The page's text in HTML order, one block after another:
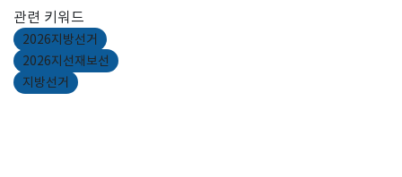
관련 키워드
2026지방선거
2026지선재보선
지방선거